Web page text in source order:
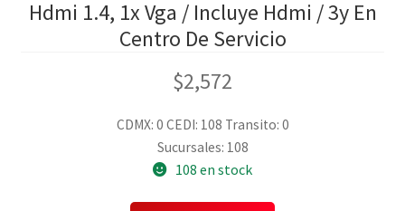
Hdmi 1.4, 1x Vga / Incluye Hdmi / 3y En
Centro De Servicio
$2,572
CDMX: 0 CEDI: 108 Transito: 0
Sucursales: 108
108 en stock